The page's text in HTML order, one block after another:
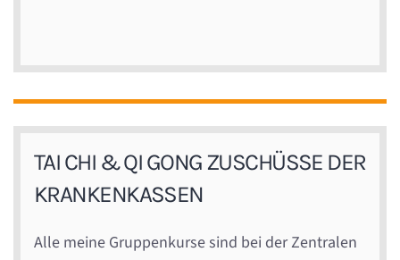
TAI CHI & QI GONG ZUSCHÜSSE DER
KRANKENKASSEN
Alle meine Gruppenkurse sind bei der Zentralen